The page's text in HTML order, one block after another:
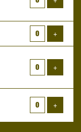
+Voeg
+Voeg
+Voeg